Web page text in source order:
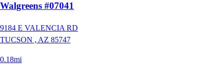
Walgreens #07041
9184 E VALENCIA RD
TUCSON , AZ 85747
0.18mi